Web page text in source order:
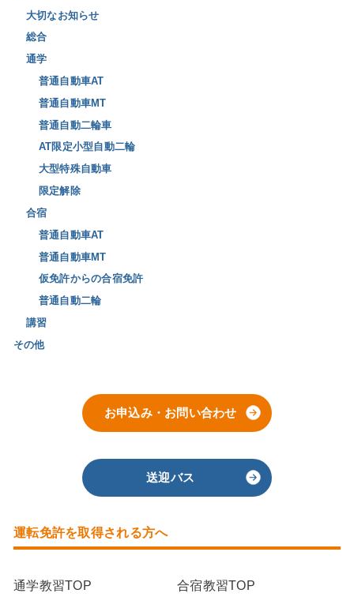
大切なお知らせ
総合
通学
普通自動車AT
普通自動車MT
普通自動二輪車
AT限定小型自動二輪
大型特殊自動車
限定解除
合宿
普通自動車AT
普通自動車MT
仮免許からの合宿免許
普通自動二輪
講習
その他
お申込み・お問い合わせ
送迎バス
運転免許を取得される方へ
通学教習TOP 合宿教習TOP